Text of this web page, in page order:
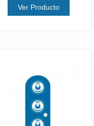
Ver Producto